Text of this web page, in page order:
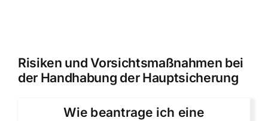
Risiken und Vorsichtsmaßnahmen bei
der Handhabung der Hauptsicherung
Wie beantrage ich eine